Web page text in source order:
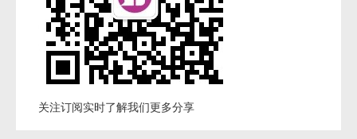
关注订阅实时了解我们更多分享